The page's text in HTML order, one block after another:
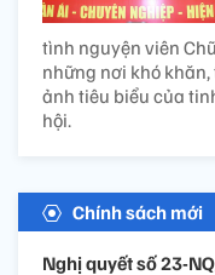
tình nguyện viên
những nơi khó
ảnh tiêu biểu của
hội.
Chính sách mới
Nghị quyết số 23-